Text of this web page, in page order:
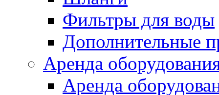
Фильтры для воды
Дополнительные
Аренда
Аренда